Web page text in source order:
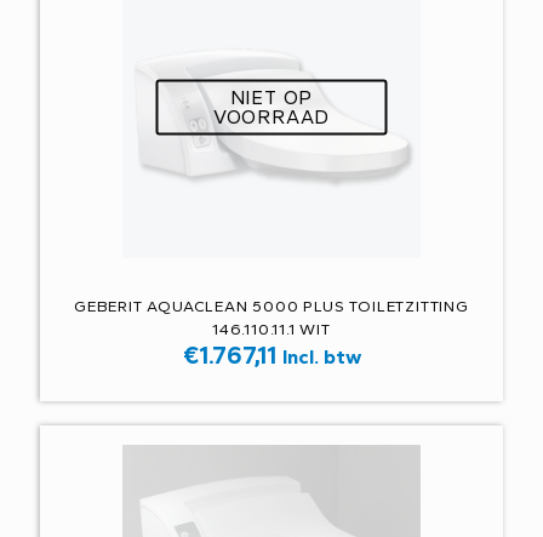
NIET OP
VOORRAAD
GEBERIT AQUACLEAN 5000 PLUS TOILETZITTING
146.110.11.1 WIT
€1.767,11 Incl. btw